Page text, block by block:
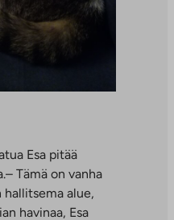
Esa pitää
Tämä on vanha
hallitsema alue,
havinaa, Esa